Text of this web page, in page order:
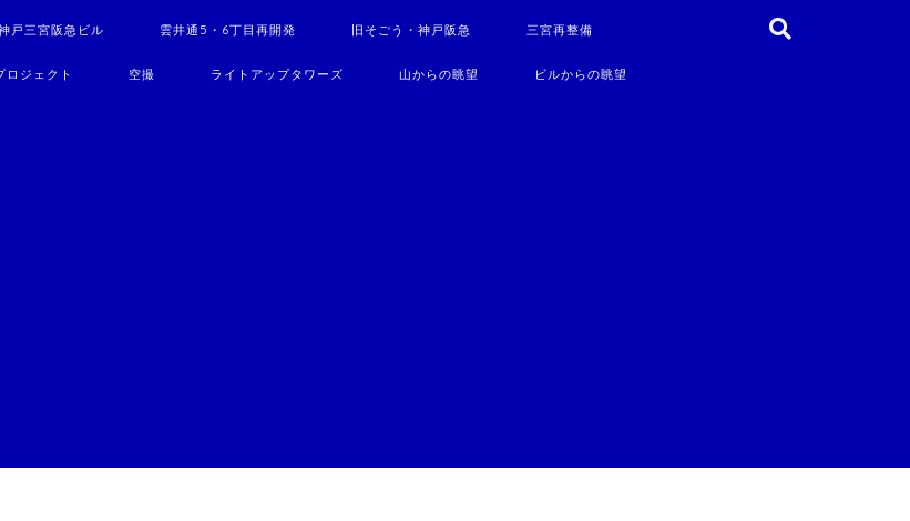
戸三宮阪急ビル 雲井通5・6丁目再開発 旧そごう・神戸阪急 三宮再整備
ロジェクト 空撮 ライトアップタワーズ 山からの眺望 ビルからの眺望